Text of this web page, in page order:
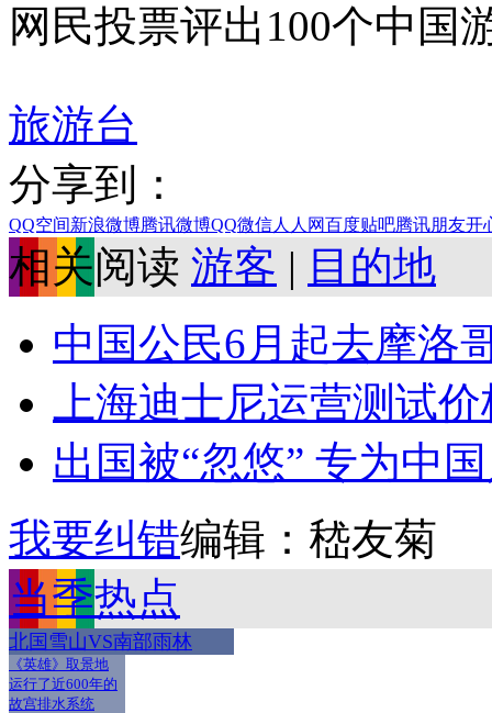
网民投票评出100个中国
旅游台
分享到：
QQ空间新浪微博腾讯微博QQ微信人人网百度贴吧腾讯朋友开
相关阅读 游客 | 目的地
中国公民6月起去摩洛
上海迪士尼运营测试
出国被“忽悠” 专为中
我要纠错编辑：嵇友菊
当季热点
北国雪山VS南部雨林
《英雄》取景地
运行了近600年的
故宫排水系统